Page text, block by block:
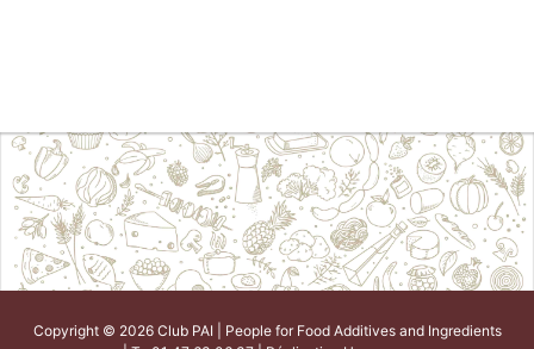
Copyright © 2026 Club PAI | People for Food Additives and Ingredients